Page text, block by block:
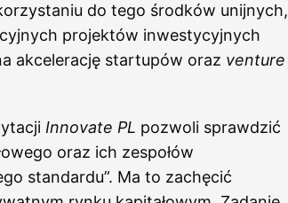
do tego środków unijnych,
projektów inwestycyjnych
akcelerację startupów oraz venture
Innovate PL pozwoli sprawdzić
oraz ich zespołów
standardu”. Ma to zachęcić